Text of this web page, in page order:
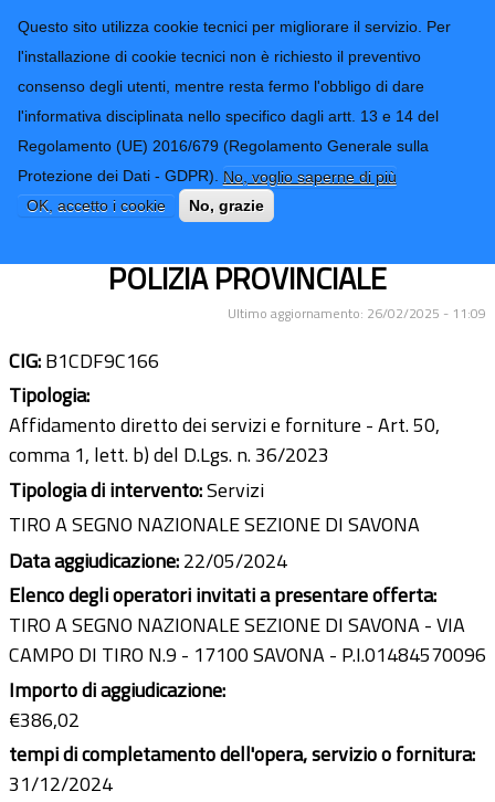
Questo sito utilizza cookie tecnici per migliorare il servizio. Per
l'installazione di cookie tecnici non è richiesto il preventivo
consenso degli utenti, mentre resta fermo l'obbligo di dare
l'informativa disciplinata nello specifico dagli artt. 13 e 14 del
Regolamento (UE) 2016/679 (Regolamento Generale sulla
Protezione dei Dati - GDPR). No, voglio saperne di più
OK, accetto i cookie
No, grazie
Provincia di
Imperia
CONTATTI-URP
TRASPARENZA
Form di ricerca
CORSO PER RILASCIO CERTIFICATO D
MANEGGIO ARMI E ISCRIZIONE
POLIZIA PROVINCIALE
Ultimo aggiornamento: 26/02/2025 - 11:09
CIG:B1CDF9C166
Tipologia:
Affidamento diretto dei servizi e forniture - Art. 50,
comma 1, lett. b) del D.Lgs. n. 36/2023
Tipologia di intervento:Servizi
TIRO A SEGNO NAZIONALE SEZIONE DI SAVONA
Data aggiudicazione:22/05/2024
Elenco degli operatori invitati a presentare offerta:
TIRO A SEGNO NAZIONALE SEZIONE DI SAVONA - VIA
CAMPO DI TIRO N.9 - 17100 SAVONA - P.I.01484570096
Importo di aggiudicazione:
€386,02
tempi di completamento dell'opera, servizio o fornitura:
31/12/2024